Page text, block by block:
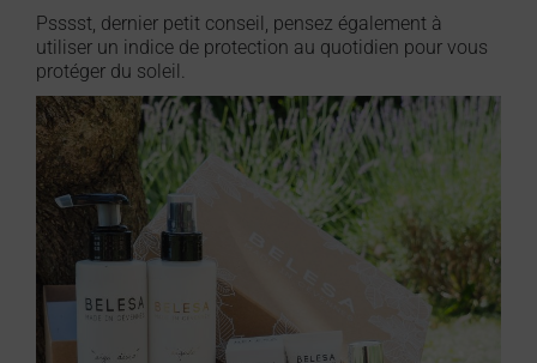
Psssst, dernier petit conseil, pensez également à
utiliser un indice de protection au quotidien pour vous
protéger du soleil.